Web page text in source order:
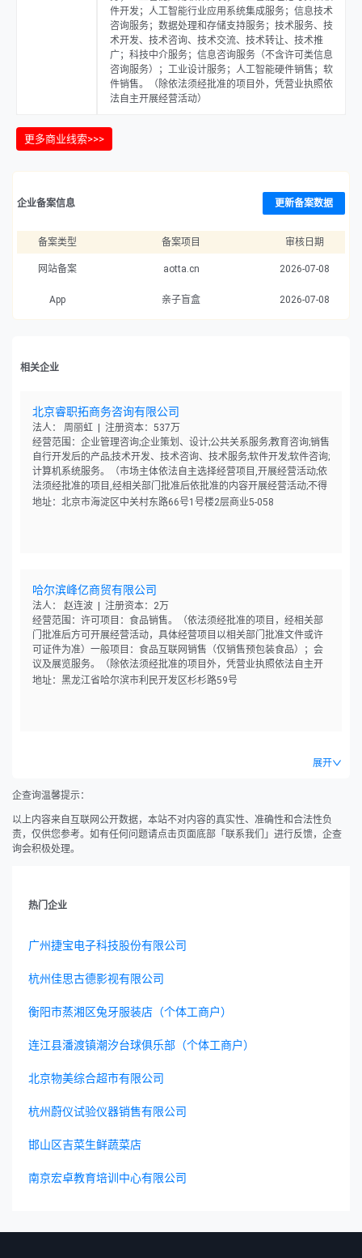
件开发；人工智能行业应用系统集成服务；信息技术
咨询服务；数据处理和存储支持服务；技术服务、技
术开发、技术咨询、技术交流、技术转让、技术推
广；科技中介服务；信息咨询服务（不含许可类信息
咨询服务）；工业设计服务；人工智能硬件销售；软
件销售。（除依法须经批准的项目外，凭营业执照依
法自主开展经营活动）
更多商业线索>>>
企业备案信息 更新备案数据
备案类型 备案项目 审核日期
网站备案 aotta.cn 2026-07-08
App 亲子盲盒 2026-07-08
相关企业
北京睿职拓商务咨询有限公司
法人： 周丽虹 | 注册资本：537万
经营范围：企业管理咨询;企业策划、设计;公共关系服务;教育咨询;销售
自行开发后的产品;技术开发、技术咨询、技术服务;软件开发;软件咨询;
计算机系统服务。（市场主体依法自主选择经营项目,开展经营活动;依
法须经批准的项目,经相关部门批准后依批准的内容开展经营活动;不得
从事国家和本市产业政策禁止和限制类项目的经营活动。）
地址：北京市海淀区中关村东路66号1号楼2层商业5-058
哈尔滨峰亿商贸有限公司
法人： 赵连波 | 注册资本：2万
经营范围：许可项目：食品销售。（依法须经批准的项目，经相关部
门批准后方可开展经营活动，具体经营项目以相关部门批准文件或许
可证件为准）一般项目：食品互联网销售（仅销售预包装食品）；会
议及展览服务。（除依法须经批准的项目外，凭营业执照依法自主开
展经营活动）
地址：黑龙江省哈尔滨市利民开发区杉杉路59号
展开
企查询温馨提示：
以上内容来自互联网公开数据，本站不对内容的真实性、准确性和合法性负
责，仅供您参考。如有任何问题请点击页面底部「联系我们」进行反馈，企查
询会积极处理。
热门企业
广州捷宝电子科技股份有限公司
杭州佳思古德影视有限公司
衡阳市蒸湘区兔牙服装店（个体工商户）
连江县潘渡镇潮汐台球俱乐部（个体工商户）
北京物美综合超市有限公司
杭州蔚仪试验仪器销售有限公司
邯山区吉菜生鲜蔬菜店
南京宏卓教育培训中心有限公司